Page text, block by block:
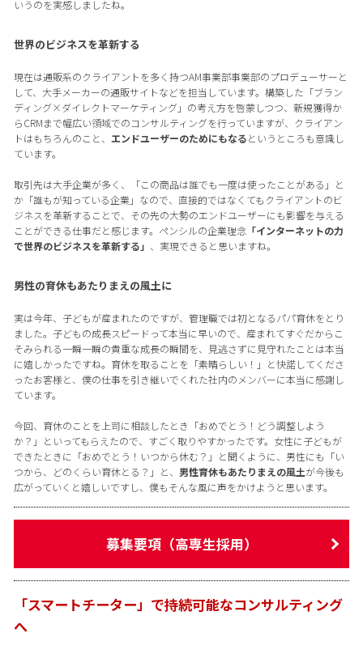
いうのを実感しましたね。
世界のビジネスを革新する
現在は通販系のクライアントを多く持つAM事業部事業部のプロデューサーと
して、大手メーカーの通販サイトなどを担当しています。構築した「ブラン
ディング×ダイレクトマーケティング」の考え方を啓蒙しつつ、新規獲得か
らCRMまで幅広い領域でのコンサルティングを行っていますが、クライアン
トはもちろんのこと、 エンドユーザーのためにもなるというところも意識し
ています。
取引先は大手企業が多く、「この商品は誰でも一度は使ったことがある」と
か「誰もが知っている企業」なので、直接的ではなくてもクライアントのビ
ジネスを革新することで、その先の大勢のエンドユーザーにも影響を与える
ことができる仕事だと感じます。ペンシルの企業理念「インターネットの力
で世界のビジネスを革新する」 、実現できると思いますね。
男性の育休もあたりまえの風土に
実は今年、子どもが産まれたのですが、管理職では初となるパパ育休をとり
ました。子どもの成長スピードって本当に早いので、産まれてすぐだからこ
そみられる一瞬一瞬の貴重な成長の瞬間を、見逃さずに見守れたことは本当
に嬉しかったですね。育休を取ることを「素晴らしい！」と快諾してくださ
ったお客様と、僕の仕事を引き継いでくれた社内のメンバーに本当に感謝し
ています。
今回、育休のことを上司に相談したとき「おめでとう！どう調整しよう
か？」といってもらえたので、すごく取りやすかったです。女性に子どもが
できたときに「おめでとう！いつから休む？」と聞くように、男性にも「い
つから、どのくらい育休とる？」と、 男性育休もあたりまえの風土が今後も
広がっていくと嬉しいですし、僕もそんな風に声をかけようと思います。
募集要項（高専生採用）
「スマートチーター」で持続可能なコンサルティング
へ